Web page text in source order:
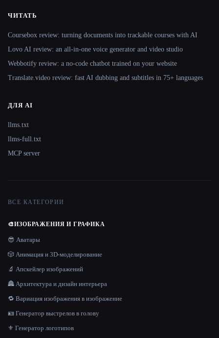
ЧИТАТЬ
Coursebox review: turning documents into trackable courses with AI
Lovo AI review: an all-in-one voice generator and video studio
Webbotify review: a no-code chatbot trained on your website
Translate.video review: fast AI dubbing and subtitles in 75+ languages
ДЛЯ AI
llms.txt
llms-full.txt
MCP server
ВСЕ КАТЕГОРИИ
🎨ИЗОБРАЖЕНИЯ И ГРАФИКА
😎 Аватары
🎲 Анимация и 3D-моделирование
🔬 Апскейлер изображений
🏯 Архитектура и дизайн интерьера
🔁 Вариация изображения в изображение
🪪 Генератор выстрелов в голову
⚜️ Генератор логотипов